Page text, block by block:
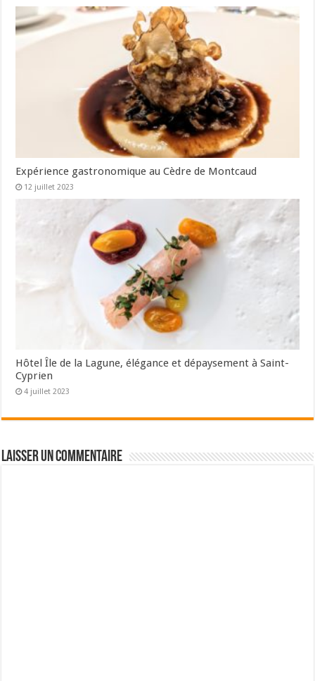
Expérience gastronomique au Cèdre de Montcaud
12 juillet 2023
Hôtel Île de la Lagune, élégance et dépaysement à Saint-
Cyprien
4 juillet 2023
Laisser un commentaire